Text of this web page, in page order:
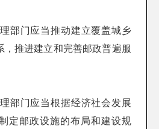
部门应当推动建立覆盖城乡
，推进建立和完善邮政普遍服
部门应当根据经济社会发展
定邮政设施的布局和建设规